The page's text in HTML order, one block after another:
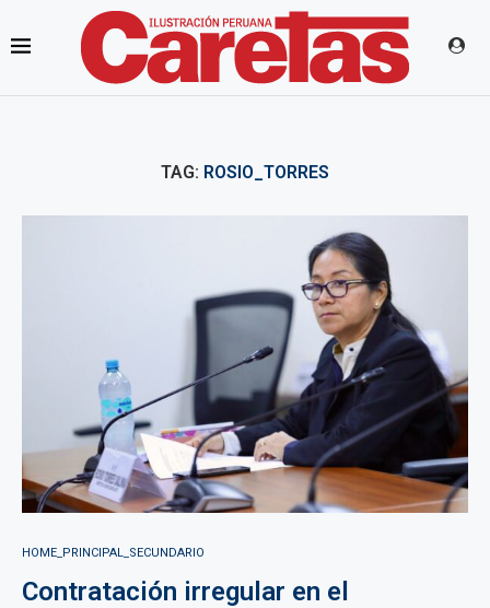
TAG: ROSIO_TORRES
HOME_PRINCIPAL_SECUNDARIO
Contratación irregular en el